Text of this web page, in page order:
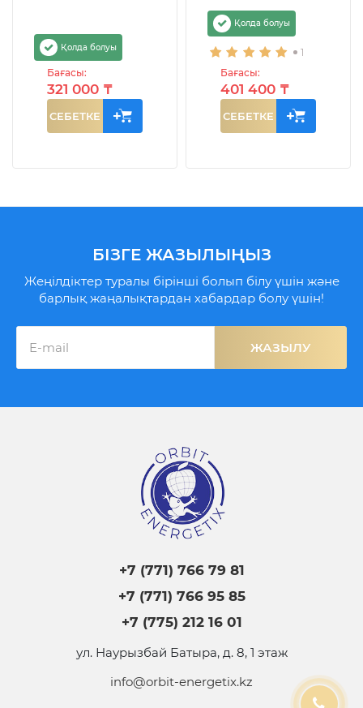
Қолда болуы
Бағасы:
321 000 ₸
СЕБЕТКЕ
Қолда болуы
1
Бағасы:
401 400 ₸
СЕБЕТКЕ
БІЗГЕ ЖАЗЫЛЫҢЫЗ
Жеңілдіктер туралы бірінші болып білу үшін және
барлық жаңалықтардан хабардар болу үшін!
ЖАЗЫЛУ
+7 (771) 766 79 81
+7 (771) 766 95 85
+7 (775) 212 16 01
ул. Наурызбай Батыра, д. 8, 1 этаж
info@orbit-energetix.kz